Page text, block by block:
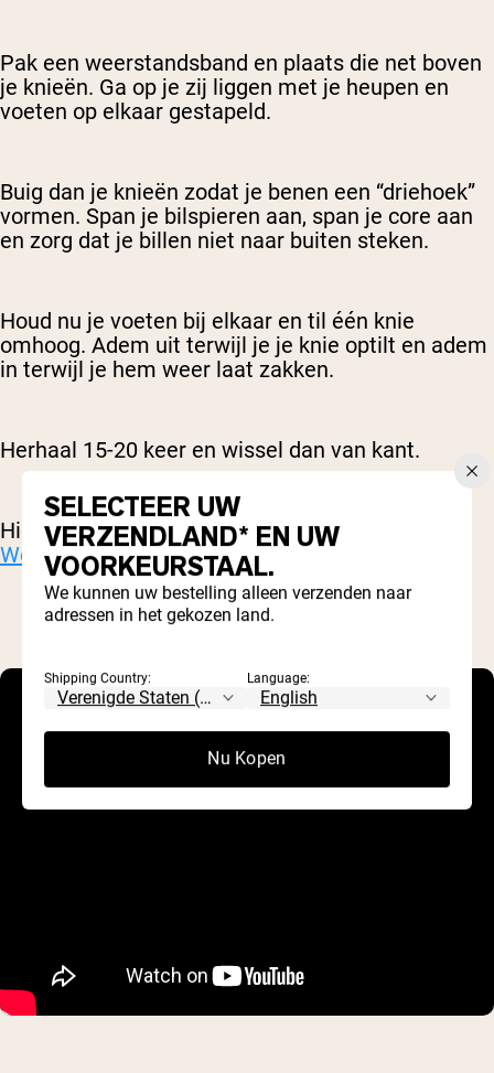
Pak een weerstandsband en plaats die net boven
je knieën. Ga op je zij liggen met je heupen en
voeten op elkaar gestapeld.
Buig dan je knieën zodat je benen een “driehoek”
vormen. Span je bilspieren aan, span je core aan
en zorg dat je billen niet naar buiten steken.
Houd nu je voeten bij elkaar en til één knie
omhoog. Adem uit terwijl je je knie optilt en adem
in terwijl je hem weer laat zakken.
Herhaal 15-20 keer en wissel dan van kant.
Hier is een nuttige video van hetOhio State
Wexner Medical Center.
SELECTEER UW
VERZENDLAND* EN UW
VOORKEURSTAAL.
We kunnen uw bestelling alleen verzenden naar
adressen in het gekozen land.
Shipping Country: Language:
Nu Kopen